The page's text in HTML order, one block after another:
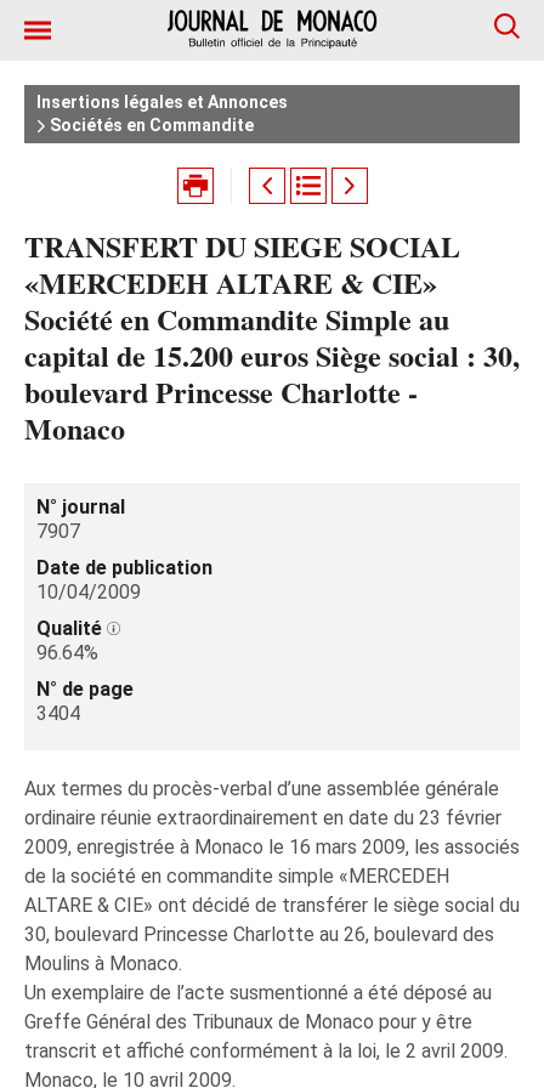
Insertions légales et Annonces
Sociétés en Commandite
TRANSFERT DU SIEGE SOCIAL
«MERCEDEH ALTARE & CIE»
Société en Commandite Simple au
capital de 15.200 euros Siège social : 30,
boulevard Princesse Charlotte -
Monaco
N° journal
7907
Date de publication
10/04/2009
Qualité
96.64%
N° de page
3404
Aux termes du procès-verbal d’une assemblée générale
ordinaire réunie extraordinairement en date du 23 février
2009, enregistrée à Monaco le 16 mars 2009, les associés
de la société en commandite simple «MERCEDEH
ALTARE & CIE» ont décidé de transférer le siège social du
30, boulevard Princesse Charlotte au 26, boulevard des
Moulins à Monaco.
Un exemplaire de l’acte susmentionné a été déposé au
Greffe Général des Tribunaux de Monaco pour y être
transcrit et affiché conformément à la loi, le 2 avril 2009.
Monaco, le 10 avril 2009.